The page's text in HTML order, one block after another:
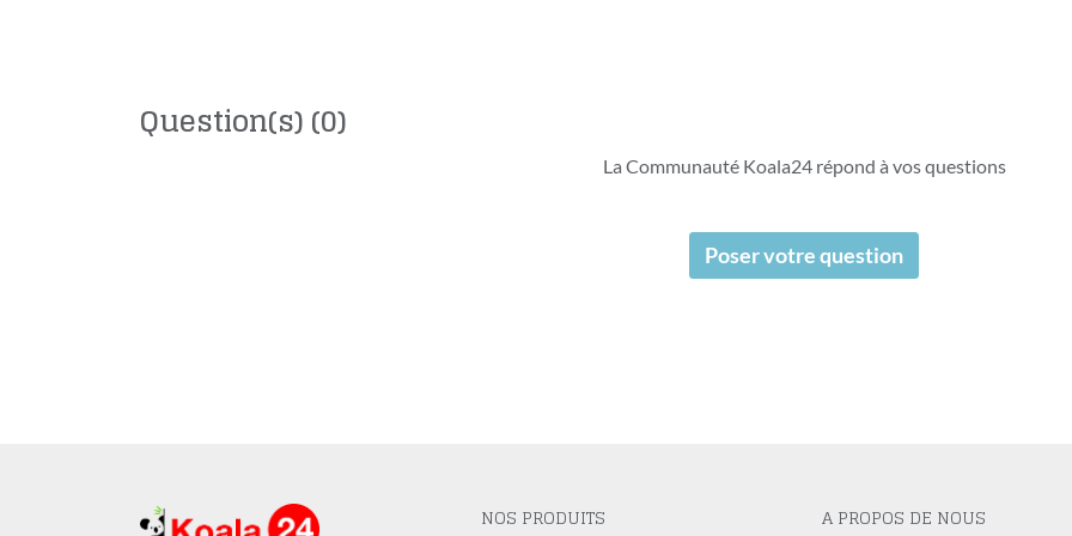
Question(s)(0)
La Communauté Koala24 répond à vos questions
Poser votre question
NOS PRODUITS A PROPOS DE NOUS